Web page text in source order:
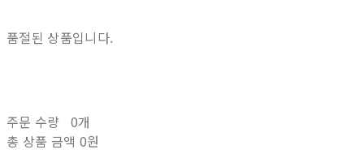
품절된 상품입니다.
주문 수량
0개
총 상품 금액 0원